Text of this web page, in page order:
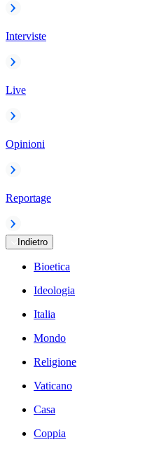
Interviste
Live
Opinioni
Reportage
Indietro
Bioetica
Ideologia
Italia
Mondo
Religione
Vaticano
Casa
Coppia